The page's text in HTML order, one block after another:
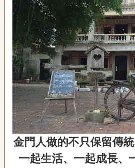
金門人做的不只保留傳
一起生活、一起成長、